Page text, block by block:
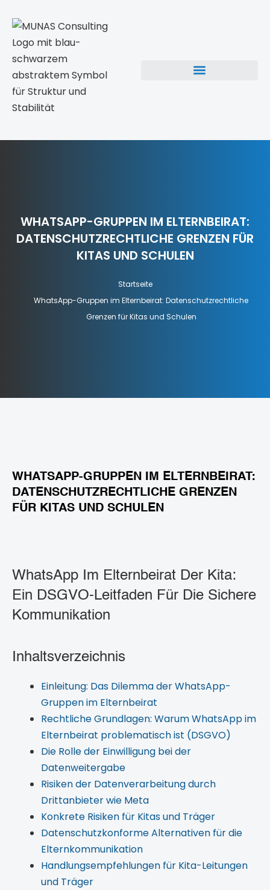
WHATSAPP-GRUPPEN IM ELTERNBEIRAT:
DATENSCHUTZRECHTLICHE GRENZEN FÜR
KITAS UND SCHULEN
Startseite
WhatsApp-Gruppen im Elternbeirat: Datenschutzrechtliche
Grenzen für Kitas und Schulen
WHATSAPP-GRUPPEN IM ELTERNBEIRAT:
DATENSCHUTZRECHTLICHE GRENZEN
FÜR KITAS UND SCHULEN
WhatsApp Im Elternbeirat Der Kita:
Ein DSGVO-Leitfaden Für Die Sichere
Kommunikation
Inhaltsverzeichnis
Einleitung: Das Dilemma der WhatsApp-
Gruppen im Elternbeirat
Rechtliche Grundlagen: Warum WhatsApp im
Elternbeirat problematisch ist (DSGVO)
Die Rolle der Einwilligung bei der
Datenweitergabe
Risiken der Datenverarbeitung durch
Drittanbieter wie Meta
Konkrete Risiken für Kitas und Träger
Datenschutzkonforme Alternativen für die
Elternkommunikation
Handlungsempfehlungen für Kita-Leitungen
und Träger